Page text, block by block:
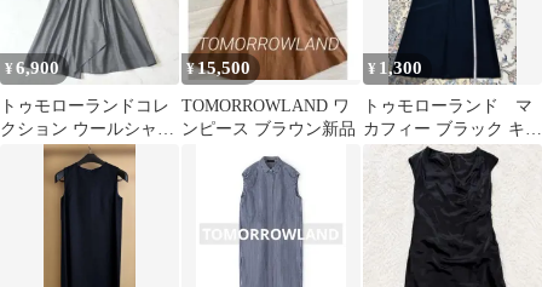
¥6,900
トゥモローランドコレ
クション ウールシャー
ク カシュクール ワンピ
ース グレー
¥15,500
TOMORROWLAND ワ
ンピース ブラウン新品
¥ 1,300
トゥモローランド マ
カフィー ブラック キャ
ミワンピース スリット
入り